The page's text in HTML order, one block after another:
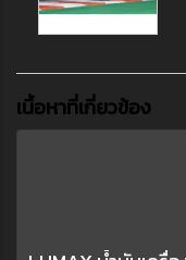
เนื้อหาที่เกี่ยวข้อง